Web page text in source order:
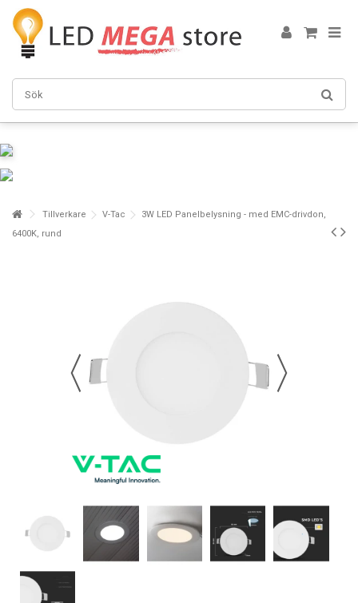
Tillverkare V-Tac
3W LED Panelbelysning - med EMC-drivdon,
6400K, rund